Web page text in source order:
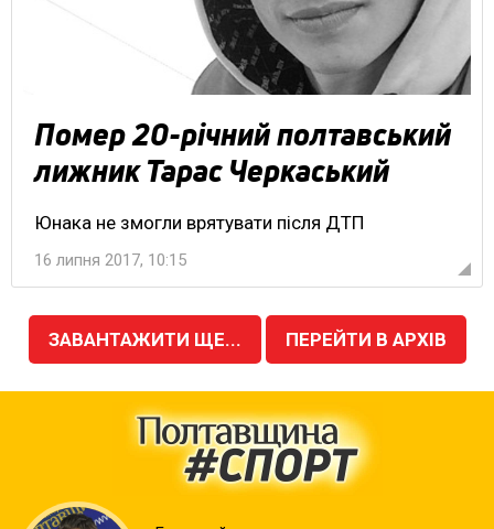
Помер 20-річний полтавський
лижник Тарас Черкаський
Юнака не змогли врятувати після ДТП
16 липня 2017, 10:15
ЗАВАНТАЖИТИ ЩЕ... ПЕРЕЙТИ В АРХІВ